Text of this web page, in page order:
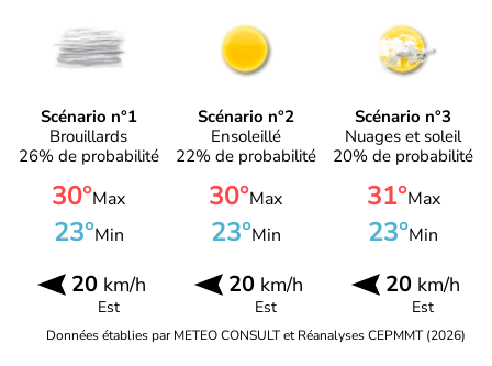
Scénario n°1
Brouillards
26% de probabilité
30°Max
23°Min
20km/h
Est
Scénario n°2
Ensoleillé
22% de probabilité
30°Max
23°Min
20km/h
Est
Scénario n°3
Nuages et soleil
20% de probabilité
31°Max
23°Min
20 km/h
Est
Données établies par METEO CONSULT et Réanalyses CEPMMT (2026)